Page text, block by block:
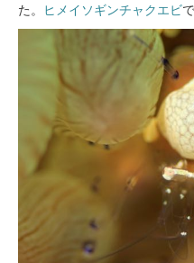
た。 ヒメイソギンチャクエビ